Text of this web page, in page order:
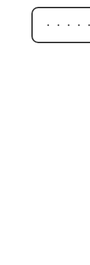
・・・・